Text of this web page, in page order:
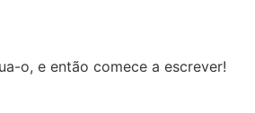
o, e então comece a escrever!